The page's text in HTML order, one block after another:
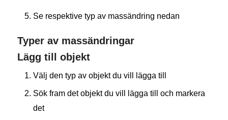
Se respektive typ av massändring nedan
Typer av massändringar
Lägg till objekt
Välj den typ av objekt du vill lägga till
Sök fram det objekt du vill lägga till och markera
det